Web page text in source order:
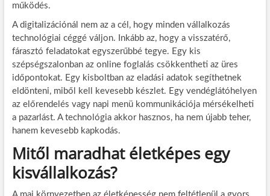
működés.
A digitalizációnál nem az a cél, hogy minden vállalkozás
technológiai céggé váljon. Inkább az, hogy a visszatérő,
fárasztó feladatokat egyszerűbbé tegye. Egy kis
szépségszalonban az online foglalás csökkentheti az üres
időpontokat. Egy kisboltban az eladási adatok segíthetnek
eldönteni, miből kell kevesebb készlet. Egy vendéglátóhelyen
az előrendelés vagy napi menü kommunikációja mérsékelheti
a pazarlást. A technológia akkor hasznos, ha nem újabb teher,
hanem kevesebb kapkodás.
Mitől maradhat életképes egy
kisvállalkozás?